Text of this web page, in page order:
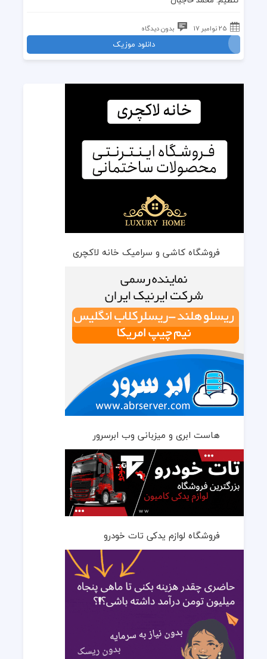
25 نوامبر 17 بدون دیدگاه
دانلود موزیک
فروشگاه کاشی و سرامیک خانه لاکچری
هاست ابری و میزبانی وب ابرسرور
فروشگاه لوازم یدکی تات خودرو